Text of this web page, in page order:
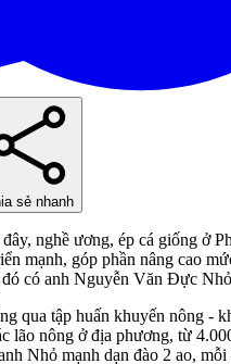
sẻ nhanh
nghề ương, ép cá giống ở
mạnh, góp phần nâng cao
có anh Nguyễn Văn Đực
qua tập huấn khuyến nông -
lão nông ở địa phương, từ
Nhỏ mạnh dạn đào 2 ao,